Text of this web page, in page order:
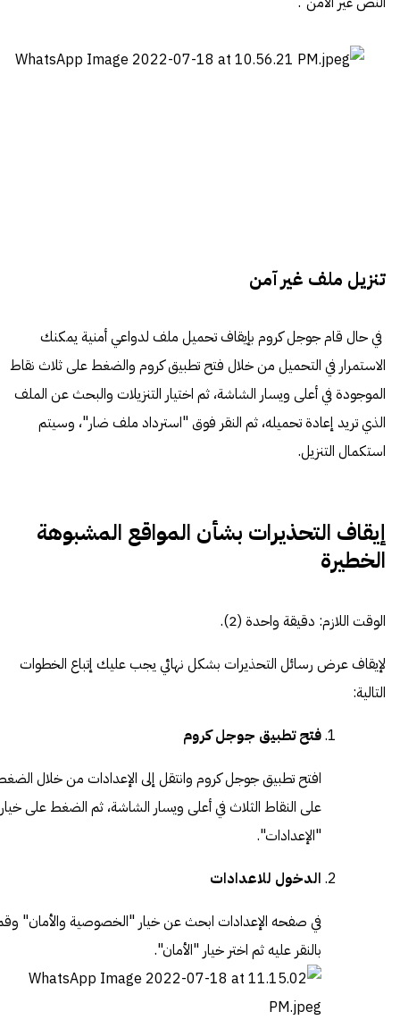
تنزيل ملف غير آمن
في حال قام جوجل كروم بإيقاف تحميل ملف لدواعي أمنية يمكنك
الاستمرار في التحميل من خلال فتح تطبيق كروم والضغط على ثلاث نقاط
الموجودة في أعلى ويسار الشاشة، ثم اختيار التنزيلات والبحث عن الملف
الذي تريد إعادة تحميله، ثم النقر فوق "استرداد ملف ضار"، وسيتم
استكمال التنزيل.
إيقاف التحذيرات بشأن المواقع المشبوهة
الخطيرة
الوقت اللازم: دقيقة واحدة (2).
لإيقاف عرض رسائل التحذيرات بشكل نهائي يجب عليك إتباع الخطوات
التالية:
فتح تطبيق جوجل كروم
افتح تطبيق جوجل كروم وانتقل إلى الإعدادات من خلال
على النقاط الثلاث في أعلى ويسار الشاشة، ثم الضغط على خيار
"الإعدادات".
الدخول للاعدادات
في صفحه الإعدادات ابحث عن خيار "الخصوصية والأمان"
بالنقر عليه ثم اختر خيار "الأمان".